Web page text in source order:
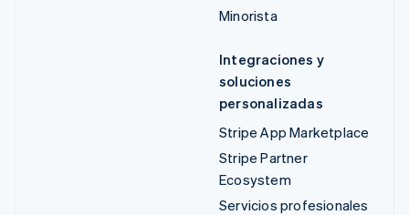
Minorista
Integraciones y
soluciones
personalizadas
Stripe App Marketplace
Stripe Partner
Ecosystem
Servicios profesionales